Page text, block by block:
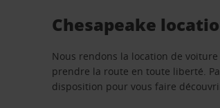
Chesapeake
Nous rendons la location de
prendre la route en toute liberté.
disposition pour vous faire